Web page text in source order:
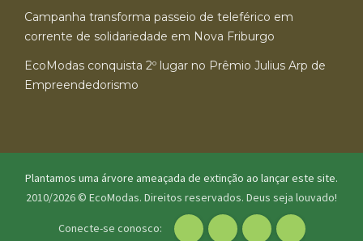
Campanha transforma passeio de teleférico em
corrente de solidariedade em Nova Friburgo
EcoModas conquista 2º lugar no Prêmio Julius Arp de
Empreendedorismo
Plantamos uma árvore ameaçada de extinção ao lançar este site.
2010/2026 © EcoModas. Direitos reservados. Deus seja louvado!
Conecte-se conosco: